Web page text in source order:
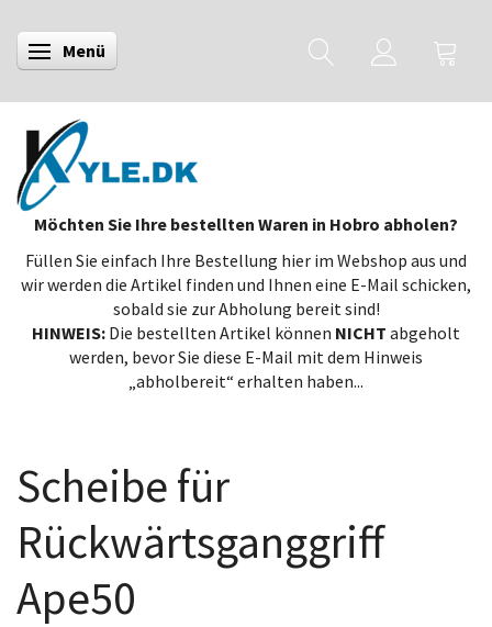
Anzeige ändern
Menü
Möchten Sie Ihre bestellten Waren in Hobro abholen?
Füllen Sie einfach Ihre Bestellung hier im Webshop aus und
wir werden die Artikel finden und Ihnen eine E-Mail schicken,
sobald sie zur Abholung bereit sind!
HINWEIS: Die bestellten Artikel können NICHT abgeholt
werden, bevor Sie diese E-Mail mit dem Hinweis
„abholbereit“ erhalten haben...
Scheibe für
Rückwärtsganggriff
Ape50